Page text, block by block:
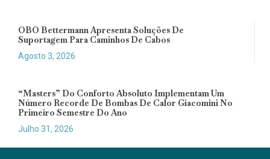
OBO Bettermann Apresenta Soluções De
Suportagem Para Caminhos De Cabos
Agosto 3, 2026
“Masters” Do Conforto Absoluto Implementam Um
Número Recorde De Bombas De Calor Giacomini No
Primeiro Semestre Do Ano
Julho 31, 2026